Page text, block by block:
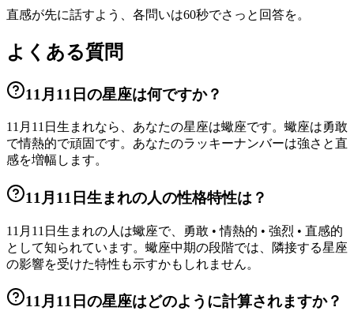
直感が先に話すよう、各問いは60秒でさっと回答を。
よくある質問
11月11日の星座は何ですか？
11月11日生まれなら、あなたの星座は蠍座です。蠍座は勇敢
で情熱的で頑固です。あなたのラッキーナンバーは強さと直
感を増幅します。
11月11日生まれの人の性格特性は？
11月11日生まれの人は蠍座で、勇敢 • 情熱的 • 強烈 • 直感的
として知られています。蠍座中期の段階では、隣接する星座
の影響を受けた特性も示すかもしれません。
11月11日の星座はどのように計算されますか？